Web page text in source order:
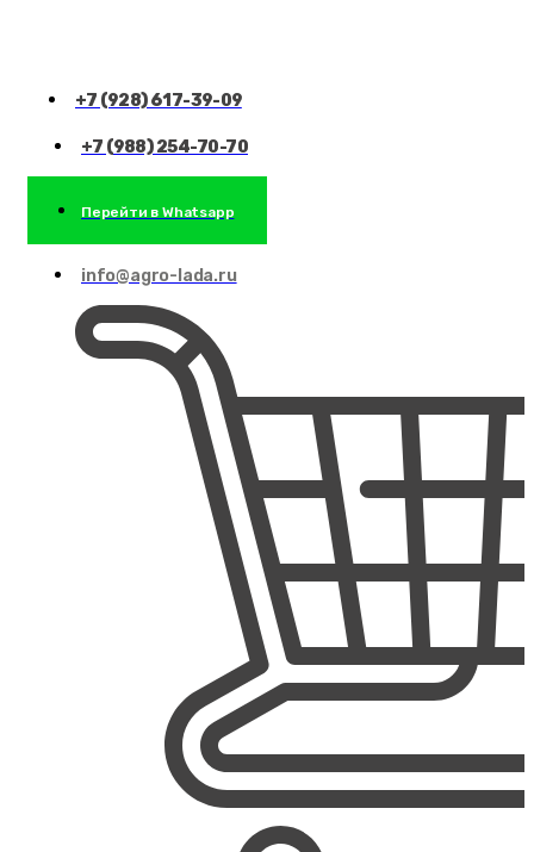
+7 (928) 617-39-09
+7 (988) 254-70-70
Перейти в Whatsapp
info@agro-lada.ru